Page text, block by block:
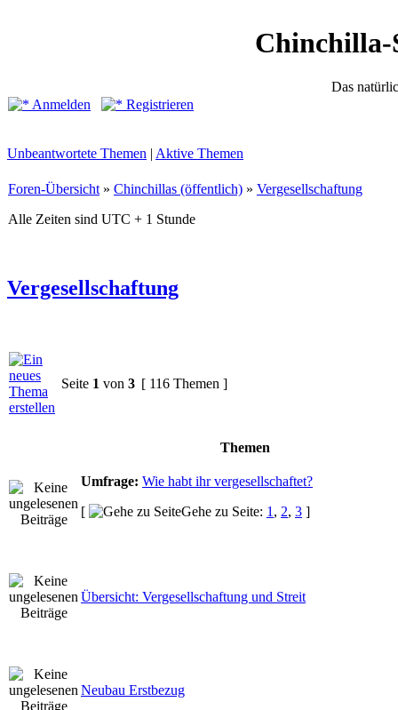
Chinchilla-
Das
Anmelden
Registrieren
Unbeantwortete Themen | Aktive Themen
Foren-Übersicht » Chinchillas (öffentlich) » Vergesellschaftung
Alle Zeiten sind UTC + 1 Stunde
Vergesellschaftung
Seite 1 von 3 [ 116 Themen ]
Themen
Umfrage: Wie habt ihr vergesellschaftet?
[
Gehe zu Seite: 1 , 2, 3 ]
Übersicht: Vergesellschaftung und Streit
Neubau Erstbezug